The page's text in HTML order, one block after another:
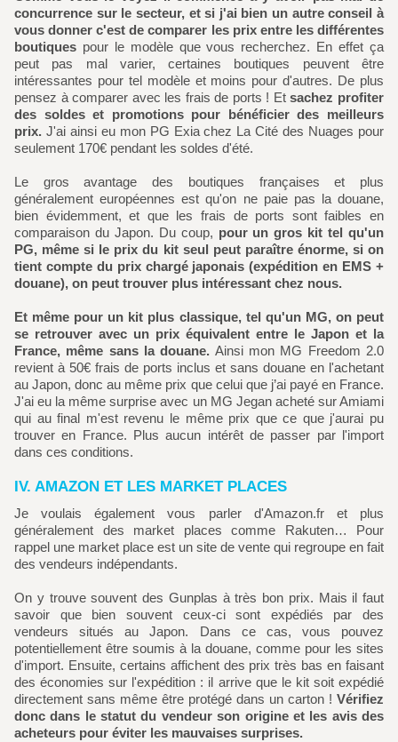
concurrence sur le secteur, et si j'ai bien un autre conseil à
vous donner c'est de comparer les prix entre les différentes
boutiques pour le modèle que vous recherchez. En effet ça
peut pas mal varier, certaines boutiques peuvent être
intéressantes pour tel modèle et moins pour d'autres. De plus
pensez à comparer avec les frais de ports ! Etsachez profiter
des soldes et promotions pour bénéficier des meilleurs
prix. J'ai ainsi eu mon PG Exia chez La Cité des Nuages pour
seulement 170€ pendant les soldes d'été.
Le gros avantage des boutiques françaises et plus
généralement européennes est qu'on ne paie pas la douane,
bien évidemment, et que les frais de ports sont faibles en
comparaison du Japon. Du coup, pour un gros kit tel qu'un
PG, même si le prix du kit seul peut paraître énorme, si on
tient compte du prix chargé japonais (expédition en EMS +
douane), on peut trouver plus intéressant chez nous.
Et même pour un kit plus classique, tel qu'un MG, on peut
se retrouver avec un prix équivalent entre le Japon et la
France, même sans la douane. Ainsi mon MG Freedom 2.0
revient à 50€ frais de ports inclus et sans douane en l'achetant
au Japon, donc au même prix que celui que j’ai payé en France.
J'ai eu la même surprise avec un MG Jegan acheté sur Amiami
qui au final m'est revenu le même prix que ce que j'aurai pu
trouver en France. Plus aucun intérêt de passer par l'import
dans ces conditions.
IV. AMAZON ET LES MARKET PLACES
Je voulais également vous parler d'Amazon.fr et plus
généralement des market places comme Rakuten… Pour
rappel une market place est un site de vente qui regroupe en fait
des vendeurs indépendants.
On y trouve souvent des Gunplas à très bon prix. Mais il faut
savoir que bien souvent ceux-ci sont expédiés par des
vendeurs situés au Japon. Dans ce cas, vous pouvez
potentiellement être soumis à la douane, comme pour les sites
d'import. Ensuite, certains affichent des prix très bas en faisant
des économies sur l'expédition : il arrive que le kit soit expédié
directement sans même être protégé dans un carton ! Vérifiez
donc dans le statut du vendeur son origine et les avis des
acheteurs pour éviter les mauvaises surprises.